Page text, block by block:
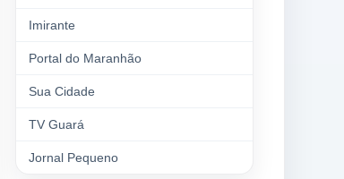
Imirante
Portal do Maranhão
Sua Cidade
TV Guará
Jornal Pequeno